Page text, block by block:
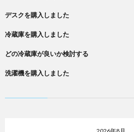
デスクを購入しました
冷蔵庫を購入しました
どの冷蔵庫が良いか検討する
洗濯機を購入しました